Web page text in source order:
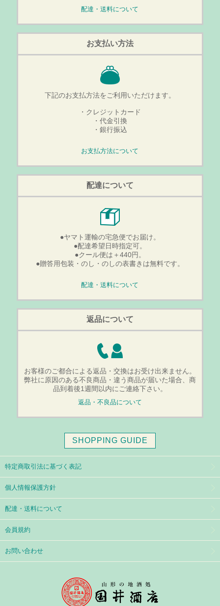
配達・送料について
お支払い方法
下記のお支払方法をご利用いただけます。
・クレジットカード
・代金引換
・銀行振込
お支払方法について
配達について
●ヤマト運輸の宅急便でお届け。
●配達希望日時指定可。
●クール便は＋440円。
●贈答用包装・のし・のしの表書きは無料です。
配達・送料について
返品について
お客様のご都合による返品・交換はお受け出来ません。
弊社に原因のある不良商品・違う商品が届いた場合、商
品到着後1週間以内にご連絡下さい。
返品・不良品について
SHOPPING GUIDE
特定商取引法に基づく表記
個人情報保護方針
配達・送料について
会員規約
お問い合わせ